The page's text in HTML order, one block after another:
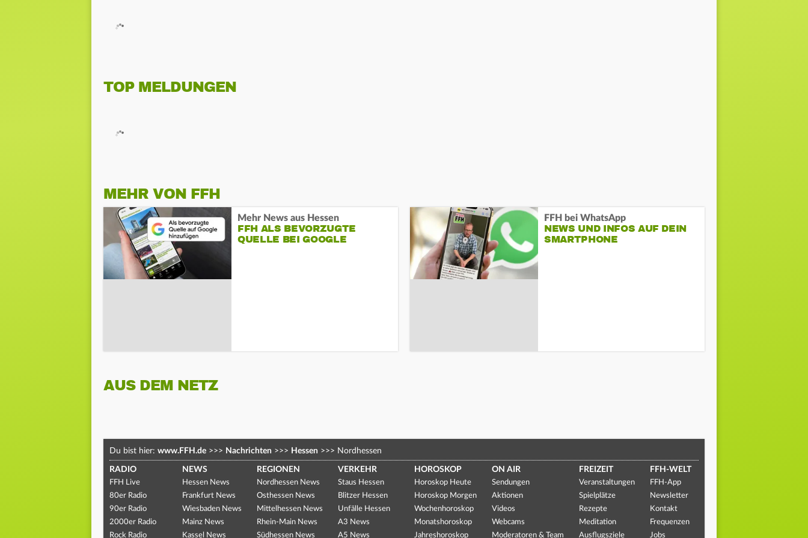
TOP MELDUNGEN
MEHR VON FFH
Mehr News aus Hessen
FFH ALS BEVORZUGTE
QUELLE BEI GOOGLE
FFH bei WhatsApp
NEWS UND INFOS AUF DEIN
SMARTPHONE
AUS DEM NETZ
Du bist hier: www.FFH.de >>> Nachrichten >>> Hessen >>> Nordhessen
RADIO
FFH Live
80er Radio
90er Radio
2000er Radio
Rock Radio
NEWS
Hessen News
Frankfurt News
Wiesbaden News
Mainz News
Kassel News
REGIONEN
Nordhessen News
Osthessen News
Mittelhessen News
Rhein-Main News
Südhessen News
VERKEHR
Staus Hessen
Blitzer Hessen
Unfälle Hessen
A3 News
A5 News
HOROSKOP
Horoskop Heute
Horoskop Morgen
Wochenhoroskop
Monatshoroskop
Jahreshoroskop
ON AIR
Sendungen
Aktionen
Videos
Webcams
Moderatoren & Team
FREIZEIT
Veranstaltungen
Spielplätze
Rezepte
Meditation
Ausflugsziele
FFH-WELT
FFH-App
Newsletter
Kontakt
Frequenzen
Jobs